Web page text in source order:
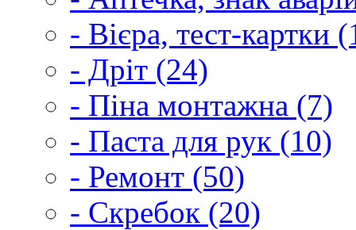
- Вієра, тест-картки
- Дріт (24)
- Піна монтажна (7)
- Паста для рук (10)
- Ремонт (50)
- Скребок (20)